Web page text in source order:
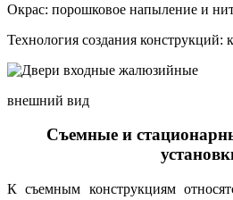
Окрас: порошковое напыление и
Технология создания конструкций:
внешний вид
Съемные и
К съемным конструкциям